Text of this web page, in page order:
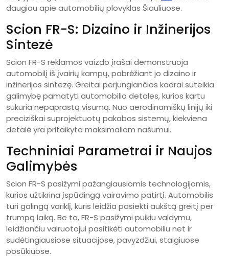
daugiau apie automobilių plovyklas Šiauliuose.
Scion FR-S: Dizaino ir Inžinerijos
Sintezė
Scion FR-S reklamos vaizdo įrašai demonstruoja
automobilį iš įvairių kampų, pabrėžiant jo dizaino ir
inžinerijos sintezę. Greitai perjungiančios kadrai suteikia
galimybę pamatyti automobilio detales, kurios kartu
sukuria nepaprastą visumą. Nuo aerodinamiškų linijų iki
preciziškai suprojektuotų pakabos sistemų, kiekviena
detalė yra pritaikyta maksimaliam našumui.
Techniniai Parametrai ir Naujos
Galimybės
Scion FR-S pasižymi pažangiausiomis technologijomis,
kurios užtikrina įspūdingą vairavimo patirtį. Automobilis
turi galingą variklį, kuris leidžia pasiekti aukštą greitį per
trumpą laiką. Be to, FR-S pasižymi puikiu valdymu,
leidžiančiu vairuotojui pasitikėti automobiliu net ir
sudėtingiausiose situacijose, pavyzdžiui, staigiuose
posūkiuose.